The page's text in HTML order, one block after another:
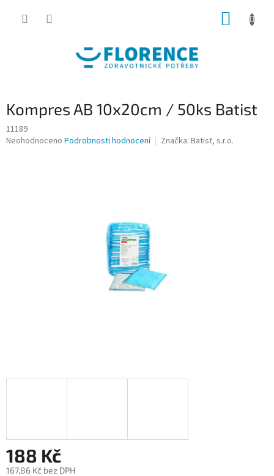
Kompres AB 10x20cm / 50ks Batist
11189
Průměrné
Neohodnoceno Podrobnosti hodnocení Značka: Batist, s.r.o.
188 Kč
167,86 Kč bez DPH